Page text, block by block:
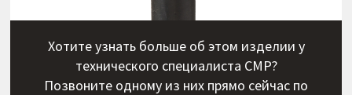
Хотите узнать больше об этом изделии у
технического специалиста CMP?
Позвоните одному из них прямо сейчас по